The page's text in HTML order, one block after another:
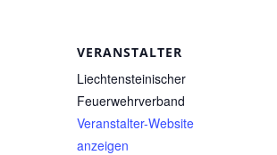
VERANSTALTER
Liechtensteinischer
Feuerwehrverband
Veranstalter-Website
anzeigen